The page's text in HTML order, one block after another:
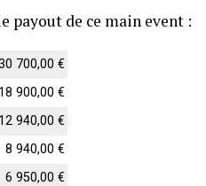
payout de ce main event :
700,00 €
18 900,00 €
12 940,00 €
8 940,00 €
6 950,00 €